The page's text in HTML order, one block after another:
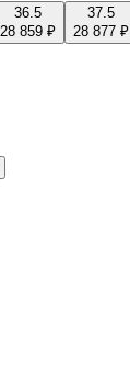
36.5
28 859 ₽
37.5
28 877 ₽